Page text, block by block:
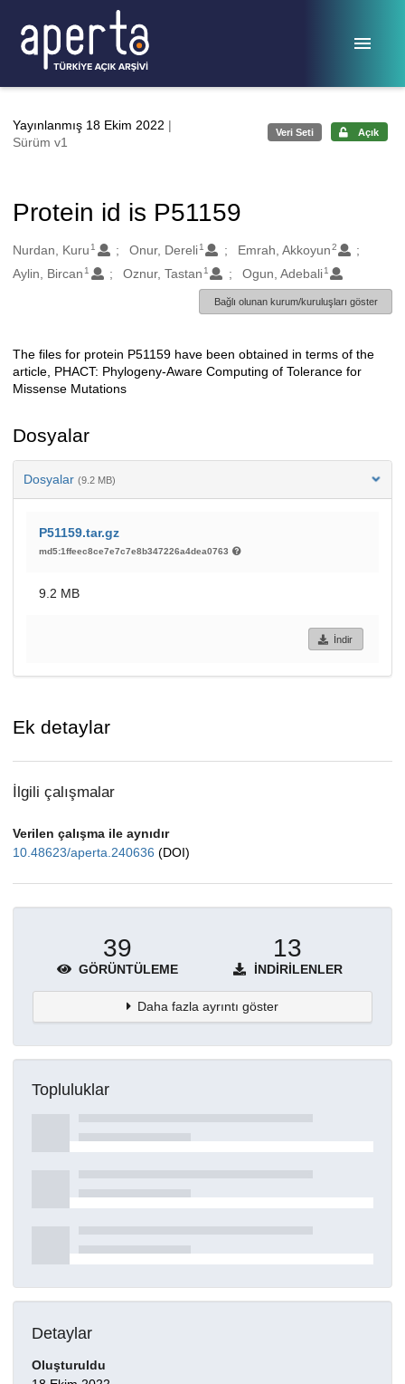
Yayınlanmış 18 Ekim 2022 |
Sürüm v1
Veri Seti Açık
Protein id is P51159
Oluşturanlar
Nurdan, Kuru 1 Onur, Dereli 1 Emrah, Akkoyun2
Aylin, Bircan 1 Oznur, Tastan 1 Ogun, Adebali 1
Bağlı olunan kurum/kuruluşları göster
Açıklama
The files for protein P51159 have been obtained in terms of the
article, PHACT: Phylogeny-Aware Computing of Tolerance for
Missense Mutations
Dosyalar
Dosyalar (9.2 MB)
P51159.tar.gz
md5:1ffeec8ce7e7c7e8b347226a4dea0763
9.2 MB
İndir
Ek detaylar
İlgili çalışmalar
Verilen çalışma ile aynıdır
10.48623/aperta.240636 (DOI)
39
GÖRÜNTÜLEME
13
İNDIRILENLER
Daha fazla ayrıntı göster
Topluluklar
Detaylar
Oluşturuldu